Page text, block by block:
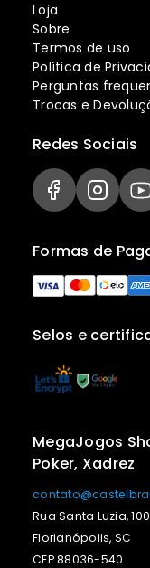
Loja
Sobre
Termos de uso
Política de
Perguntas
Trocas e
Selos e
Formas de
Redes Sociais
MegaJogos
Poker, Xadrez
Rua Santa Luzia, 100
Florianópolis, SC
CEP 88036-540